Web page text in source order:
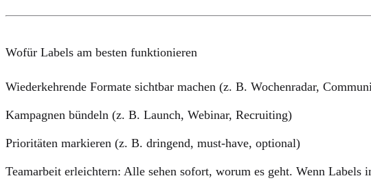
Wofür Labels am besten funktionieren
Wiederkehrende Formate sichtbar machen (z. B. Wochenradar,
Kampagnen bündeln (z. B. Launch, Webinar, Recruiting)
Prioritäten markieren (z. B. dringend, must-have, optional)
Teamarbeit erleichtern: Alle sehen sofort, worum es geht. Wenn